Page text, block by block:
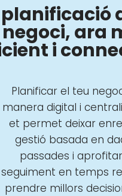
planificació
negoci, ara
i
Planificar el teu
manera digital i
et permet deixar
gestió basada en
passades i
seguiment en temps
prendre millors